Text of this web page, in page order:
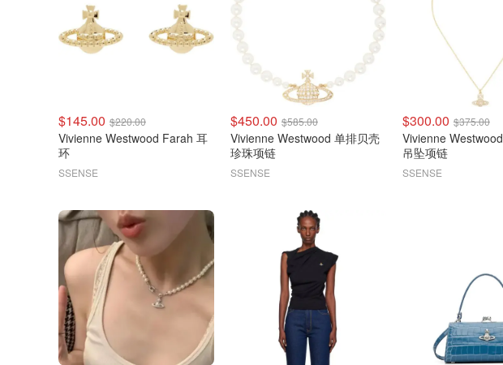
$145.00 $220.00
Vivienne Westwood Farah 耳
环
SSENSE
$450.00 $585.00
Vivienne Westwood 单排贝壳
珍珠项链
SSENSE
$300.00 $375.00
Vivienne Westwood Carmela
吊坠项链
SSENSE